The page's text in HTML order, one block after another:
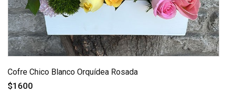
Cofre Chico Blanco Orquídea Rosada
$1600